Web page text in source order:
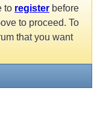
to register before
to proceed. To
that you want